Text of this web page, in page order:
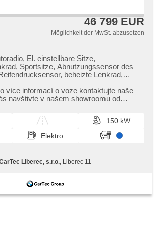
46 799 EUR
Möglichkeit der MwSt. abzusetzen
El. einstellbare Sitze,
Sportsitze, Abnutzungssensor des
beheizte Lenkrad,
startování, beheizte Sitze,
Blind Spot Anzeige,
více informací o voze kontaktujte naše
navštivte v našem showroomu od
150 kW
Elektro
Liberec, s.r.o. , Liberec 11